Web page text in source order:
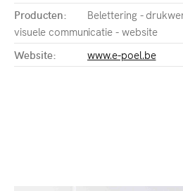
Producten:
Belettering -
visuele communicatie - website
Website:
www.e-poel.be